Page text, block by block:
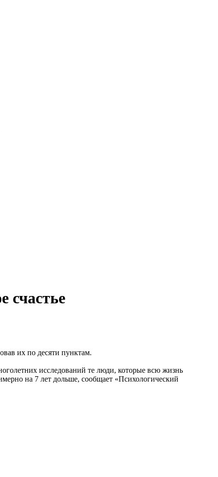
счастье
их по десяти пунктам.
исследований те люди, которые всю жизнь
на 7 лет дольше, сообщает «Психологический